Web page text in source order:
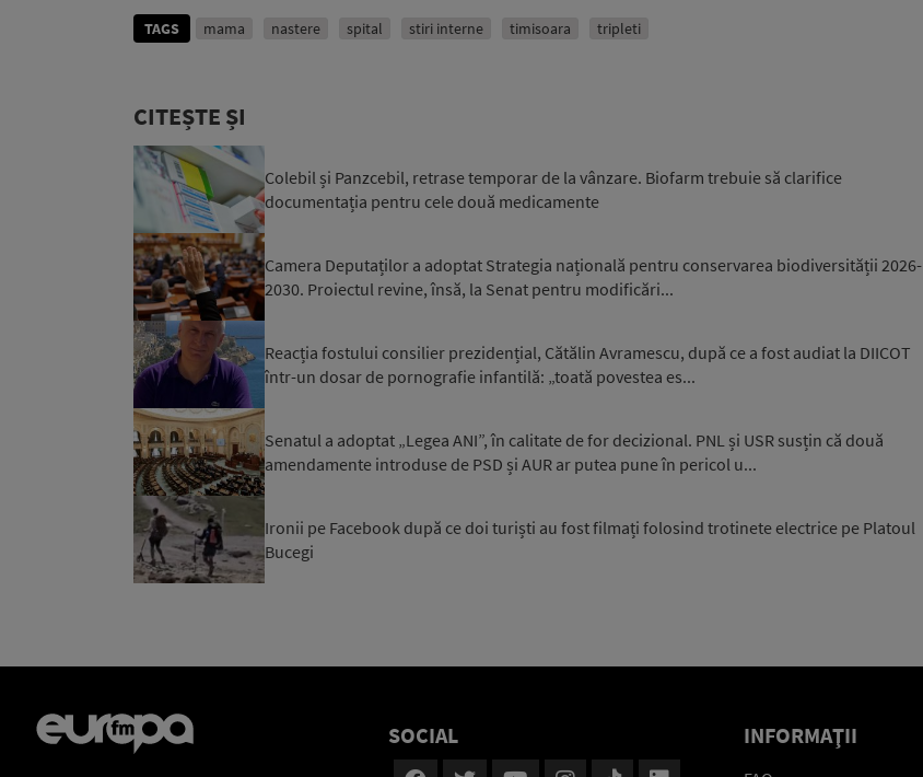
TAGS mama nastere spital stiri interne timisoara tripleti
CITEȘTE ȘI
Colebil și Panzcebil, retrase temporar de la vânzare. Biofarm trebuie să clarifice
documentația pentru cele două medicamente
Camera Deputaților a adoptat Strategia națională pentru conservarea biodiversității 2026-
2030. Proiectul revine, însă, la Senat pentru modificări...
Reacția fostului consilier prezidențial, Cătălin Avramescu, după ce a fost audiat la DIICOT
într-un dosar de pornografie infantilă: „toată povestea es...
Senatul a adoptat „Legea ANI”, în calitate de for decizional. PNL și USR susțin că două
amendamente introduse de PSD și AUR ar putea pune în pericol u...
Ironii pe Facebook după ce doi turiști au fost filmați folosind trotinete electrice pe Platoul
Bucegi
SOCIAL INFORMAŢII